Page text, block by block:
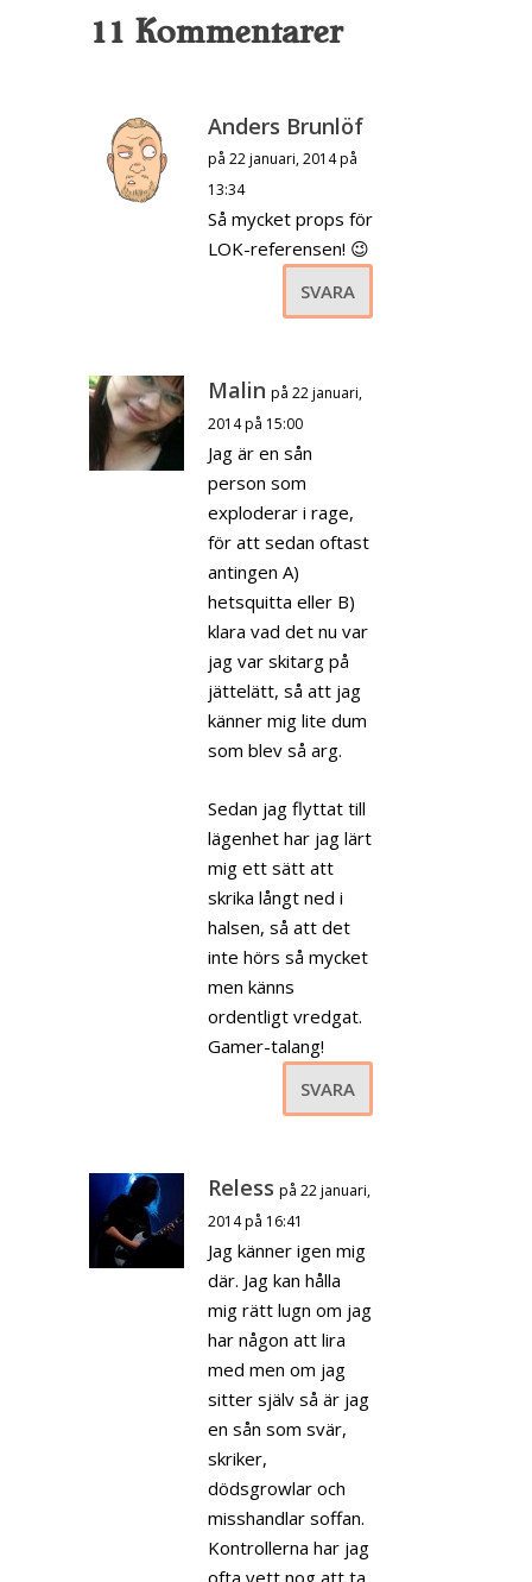
11 Kommentarer
Anders Brunlöf
på 22 januari, 2014 på
13:34
Så mycket props för
LOK-referensen! 😉
SVARA
Malin på 22 januari,
2014 på 15:00
Jag är en sån
person som
exploderar i rage,
för att sedan oftast
antingen A)
hetsquitta eller B)
klara vad det nu var
jag var skitarg på
jättelätt, så att jag
känner mig lite dum
som blev så arg.
Sedan jag flyttat till
lägenhet har jag lärt
mig ett sätt att
skrika långt ned i
halsen, så att det
inte hörs så mycket
men känns
ordentligt vredgat.
Gamer-talang!
SVARA
Reless på 22 januari,
2014 på 16:41
Jag känner igen mig
där. Jag kan hålla
mig rätt lugn om jag
har någon att lira
med men om jag
sitter själv så är jag
en sån som svär,
skriker,
dödsgrowlar och
misshandlar soffan.
Kontrollerna har jag
ofta vett nog att ta